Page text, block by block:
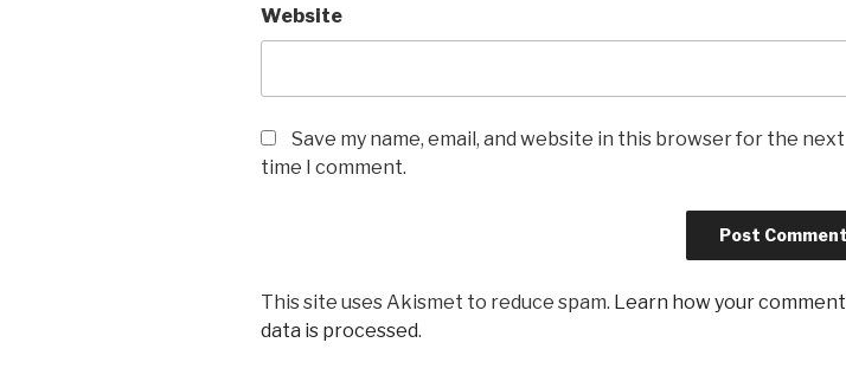
Website
Save my name, email, and website in this browser for the next
time I comment.
This site uses Akismet to reduce spam. Learn how your comment
data is processed.